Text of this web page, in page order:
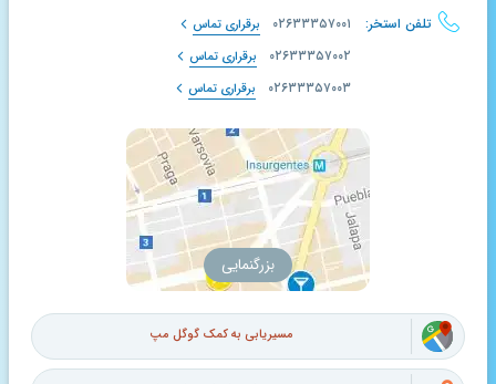
تلفن استخر: ۰۲۶۳۳۳۵۷۰۰۱ برقراری تماس
۰۲۶۳۳۳۵۷۰۰۲ برقراری تماس
۰۲۶۳۳۳۵۷۰۰۳ برقراری تماس
بزرگنمایی
مسیریابی به کمک گوگل مپ